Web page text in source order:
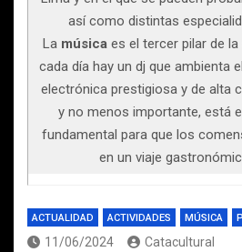
así como distintas
La música es el tercer pilar de
cada día hay un dj que ambienta
electrónica prestigiosa y de alta
y no menos importante, está
fundamental para que los
en un viaje
ACTUALIDAD ACTIVIDADES MÚSICA
11/06/2024 Catacultural